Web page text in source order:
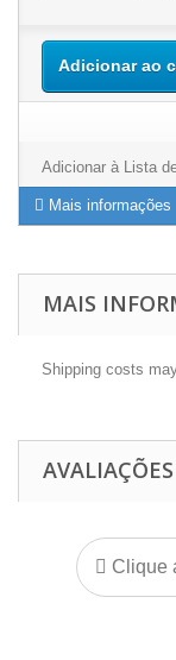
Adicionar ao
Adicionar à Lista
Mais informações
MAIS
Shipping costs
AVALIAÇÕES
Clique